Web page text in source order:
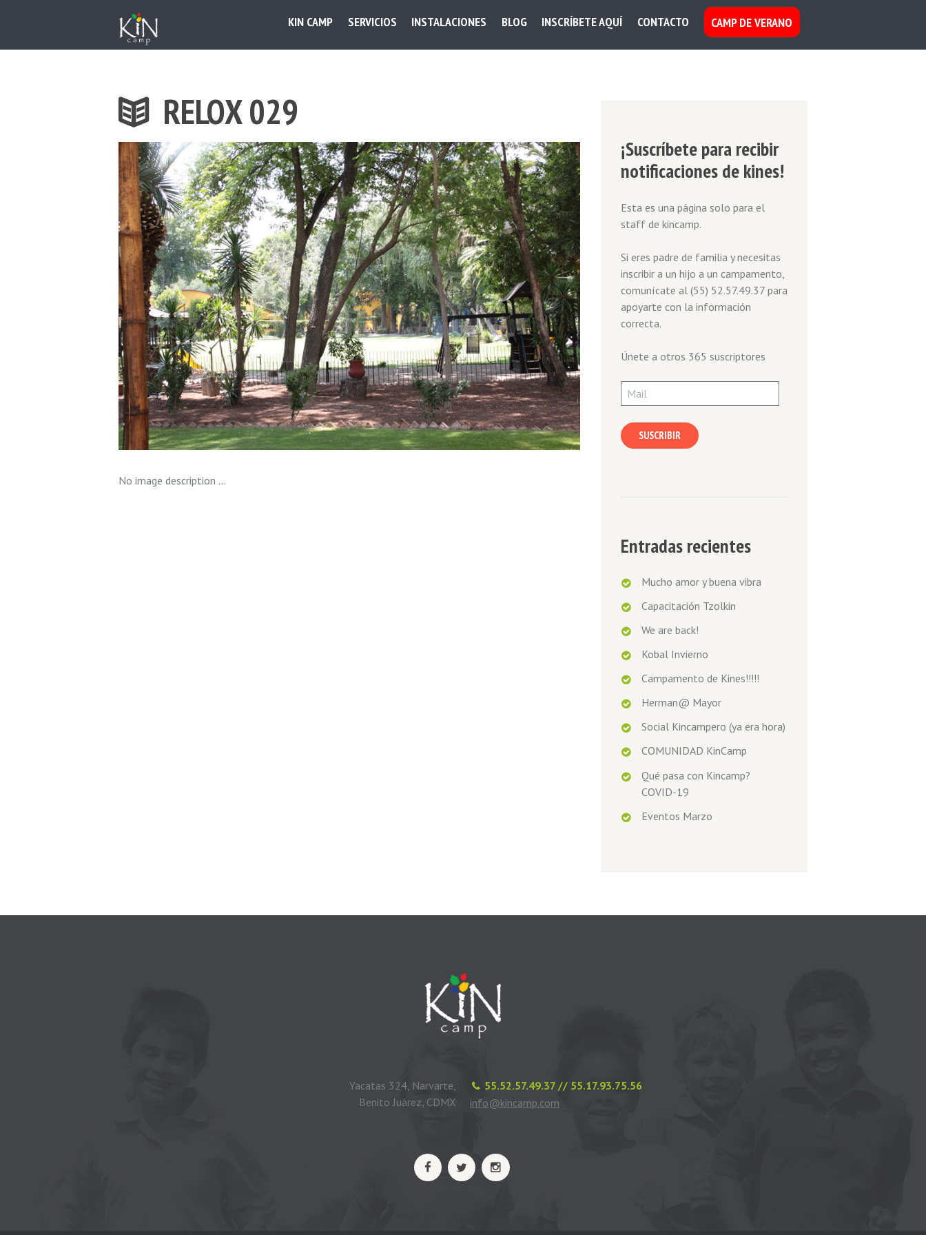
KIN CAMP SERVICIOS INSTALACIONES BLOG INSCRÍBETE AQUÍ CONTACTO CAMP DE VERANO
RELOX 029
Next item
Relox 030
No image description ...
¡Suscríbete para recibir
notificaciones de kines!
Esta es una página solo para el
staff de kincamp.
Si eres padre de familia y necesitas
inscribir a un hijo a un campamento,
comunícate al (55) 52.57.49.37 para
apoyarte con la información
correcta.
Únete a otros 365 suscriptores
Mail
SUSCRIBIR
Entradas recientes
Mucho amor y buena vibra
Capacitación Tzolkin
We are back!
Kobal Invierno
Campamento de Kines!!!!!
Herman@ Mayor
Social Kincampero (ya era hora)
COMUNIDAD KinCamp
Qué pasa con Kincamp?
COVID-19
Eventos Marzo
55.52.57.49.37 // 55.17.93.75.56
info@kincamp.com
Yacatas 324, Narvarte,
Benito Juárez, CDMX